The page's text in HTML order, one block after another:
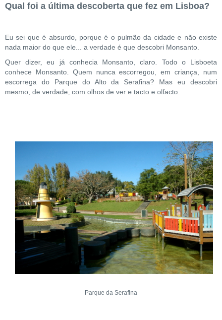
Qual foi a última descoberta que fez em Lisboa?
Eu sei que é absurdo, porque é o pulmão da cidade e não existe
nada maior do que ele... a verdade é que descobri Monsanto.
Quer dizer, eu já conhecia Monsanto, claro. Todo o Lisboeta
conhece Monsanto. Quem nunca escorregou, em criança, num
escorrega do Parque do Alto da Serafina? Mas eu descobri
mesmo, de verdade, com olhos de ver e tacto e olfacto.
Parque da Serafina